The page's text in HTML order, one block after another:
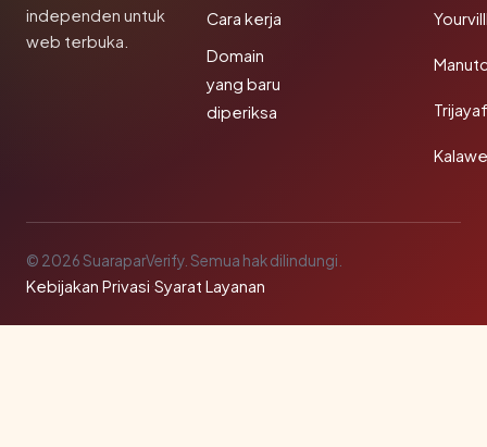
independen untuk
web terbuka.
Cara kerja
Domain
yang baru
diperiksa
© 2026 SuaraparVerify. Semua hak dilindungi.
Kebijakan Privasi·Syarat Layanan